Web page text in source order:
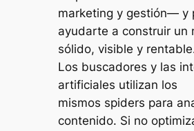
marketing y gestión— y
ayudarte a construir un
sólido, visible y
Los buscadores y las
artificiales utilizan los
mismos spiders para
contenido. Si no